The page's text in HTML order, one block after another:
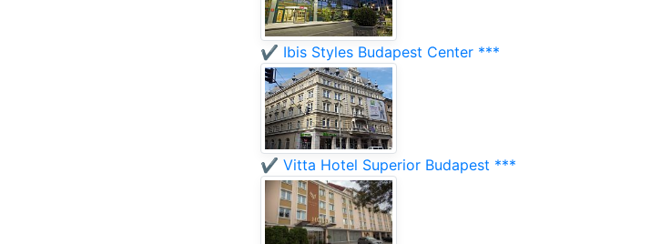
✔️ Ibis Styles Budapest Center ***
✔️ Vitta Hotel Superior Budapest ***